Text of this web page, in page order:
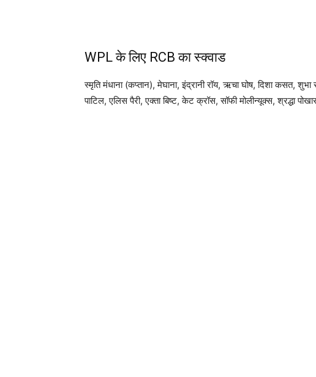
WPL के लिए RCB का स्क्वाड
स्मृति मंधाना (कप्तान), मेघाना, इंद्रानी रॉय, ऋचा घोष, दिशा कसत,
पाटिल, एलिस पैरी, एक्ता बिष्ट, केट क्रॉस, सॉफी मोलीन्यूक्स, श्रद्धा